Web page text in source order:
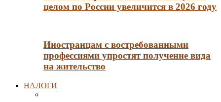
целом по России увеличится в 2026 году
Иностранцам с востребованными
профессиями упростят получение вида
на жительство
НАЛОГИ